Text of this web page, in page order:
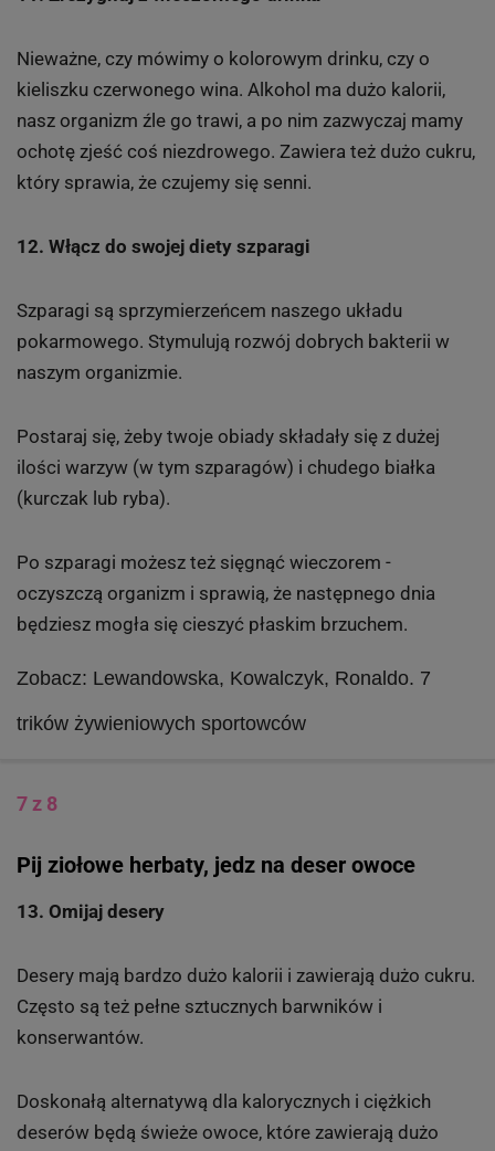
Nieważne, czy mówimy o kolorowym drinku, czy o
kieliszku czerwonego wina. Alkohol ma dużo kalorii,
nasz organizm źle go trawi, a po nim zazwyczaj mamy
ochotę zjeść coś niezdrowego. Zawiera też dużo cukru,
który sprawia, że czujemy się senni.
12. Włącz do swojej diety szparagi
Szparagi są sprzymierzeńcem naszego układu
pokarmowego. Stymulują rozwój dobrych bakterii w
naszym organizmie.
Postaraj się, żeby twoje obiady składały się z dużej
ilości warzyw (w tym szparagów) i chudego białka
(kurczak lub ryba).
Po szparagi możesz też sięgnąć wieczorem -
oczyszczą organizm i sprawią, że następnego dnia
będziesz mogła się cieszyć płaskim brzuchem.
Zobacz: Lewandowska, Kowalczyk, Ronaldo. 7
trików żywieniowych sportowców
7 z 8
Pij ziołowe herbaty, jedz na deser owoce
13. Omijaj desery
Desery mają bardzo dużo kalorii i zawierają dużo cukru.
Często są też pełne sztucznych barwników i
konserwantów.
Doskonałą alternatywą dla kalorycznych i ciężkich
deserów będą świeże owoce, które zawierają dużo